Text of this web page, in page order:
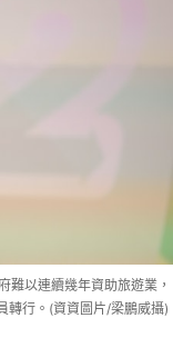
難以連續幾年資助旅遊業，
轉行。(資資圖片/梁鵬威攝)